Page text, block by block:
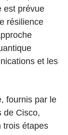
est prévue
résilience
et les
fournis par le
de Cisco,
trois étapes